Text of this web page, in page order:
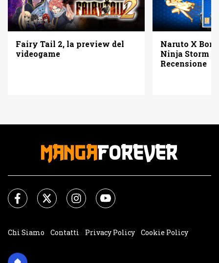
Fairy Tail 2, la preview del
videogame
Naruto X
Ninja Storm
Recensione
Chi Siamo Contatti Privacy Policy
Cookie Policy